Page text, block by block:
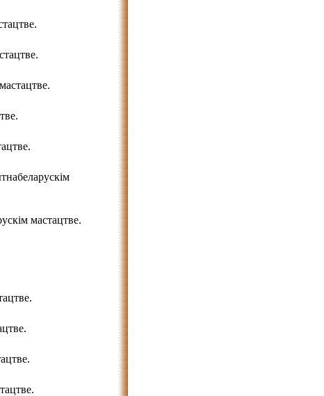
мастацтве.